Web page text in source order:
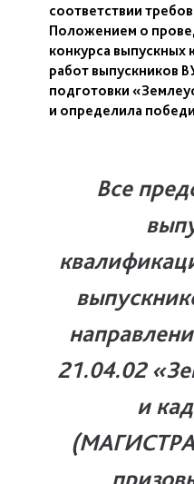
соответствии
Положением о
конкурса
работ выпускников
подготовки
и определила
Все
21.04.02
и